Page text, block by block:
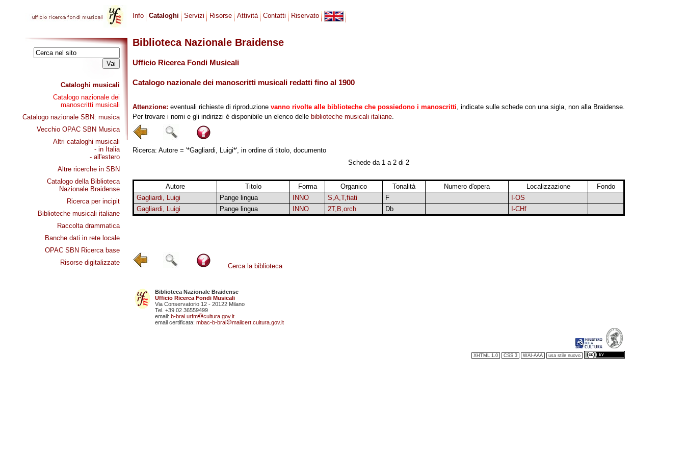
Cataloghi musicali
Catalogo nazionale dei
manoscritti musicali
Catalogo nazionale SBN: musica
Vecchio OPAC SBN Musica
Altri cataloghi musicali
- in Italia
- all'estero
Altre ricerche in SBN
Catalogo della Biblioteca
Nazionale Braidense
Ricerca per incipit
Biblioteche musicali italiane
Raccolta drammatica
Banche dati in rete locale
OPAC SBN Ricerca base
Risorse digitalizzate
Info Cataloghi Servizi Risorse Attività Contatti Riservato
Biblioteca Nazionale Braidense
Ufficio Ricerca Fondi Musicali
Catalogo nazionale dei manoscritti musicali redatti fino al 1900
Attenzione: eventuali richieste di riproduzione vanno rivolte alle biblioteche che possiedono i manoscritti, indicate sulle schede con una sigla, non alla Braidense.
Per trovare i nomi e gli indirizzi è disponibile un elenco delle biblioteche musicali italiane.
Ricerca: Autore = '*Gagliardi, Luigi*', in ordine di titolo, documento
Schede da 1 a 2 di 2
Autore Titolo Forma Organico Tonalità Numero d'opera Localizzazione
Fondo
Gagliardi, Luigi
Pange lingua INNO S,A,T,fiati F
I-OS
Gagliardi, Luigi
Pange lingua INNO 2T,B,orch Db I-CHf
Cerca la biblioteca
Biblioteca Nazionale Braidense
Ufficio Ricerca Fondi Musicali
Via Conservatorio 12 - 20122 Milano
Tel. +39 02 36559499
email: b-brai.urfm
cultura.gov.it
email certificata: mbac-b-brai mailcert.cultura.gov.it
XHTML 1.0 CSS 3 WAI-AAA usa stile nuovo